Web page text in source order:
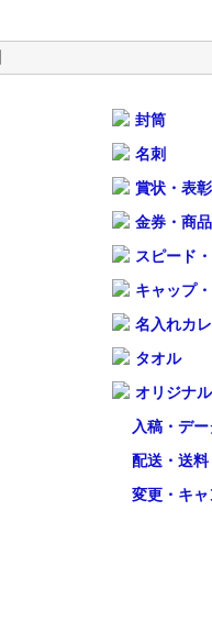
封筒
名刺
賞状・表
金券・商
スピード
キャップ
名入れカ
タオル
オリジナ
入稿・デー
配送・送料
変更・キ